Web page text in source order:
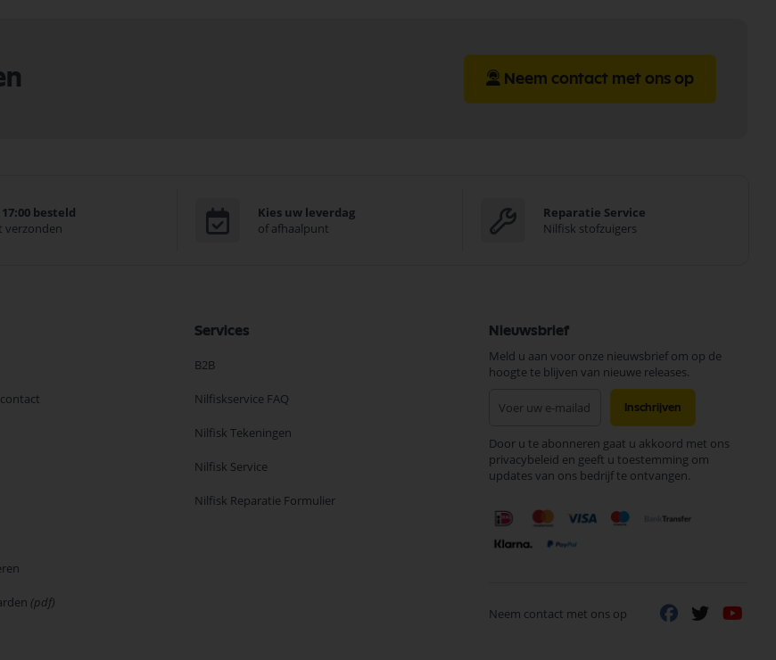
Neem contact met ons op
besteld
verzonden
Kies uw leverdag
of afhaalpunt
Reparatie Service
Nilfisk stofzuigers
(pdf)
Services
B2B
Nilfiskservice FAQ
Nilfisk Tekeningen
Nilfisk Service
Nilfisk Reparatie Formulier
Nieuwsbrief
Meld u aan voor onze nieuwsbrief om op de
hoogte te blijven van nieuwe releases.
onze
nieuwsbrief
Inschrijven
Door u te abonneren gaat u akkoord met ons
privacybeleid en geeft u toestemming om
updates van ons bedrijf te ontvangen.
Neem contact met ons op